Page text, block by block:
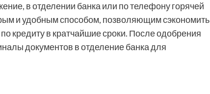
в отделении банка или по телефону горячей
и удобным способом, позволяющим сэкономить
кредиту в кратчайшие сроки. После одобрения
документов в отделение банка для